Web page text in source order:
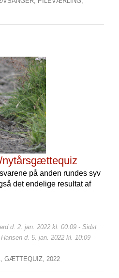
nytårsgættequiz
på anden rundes syv
det endelige resultat af
d. 2. jan. 2022 kl. 00:09 - Sidst
d. 5. jan. 2022 kl. 10:09
GÆTTEQUIZ, 2022